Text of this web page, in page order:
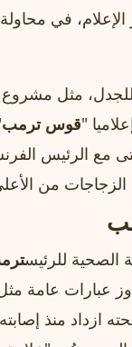
الإعلام، في محاولة
للجدل، مثل
"قوس ترمب
مع الرئيس
الزجاجات من
الصحية للرئيس